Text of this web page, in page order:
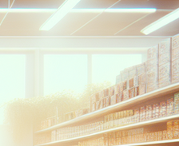
Twitch X TikTok Facebook Instagram